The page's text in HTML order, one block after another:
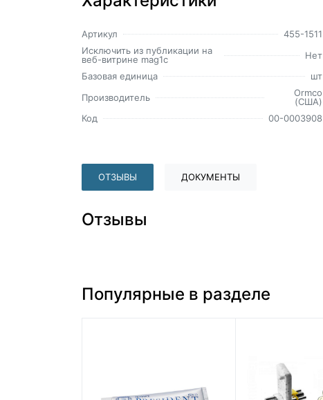
Артикул
455-1511
Исключить из публикации на
веб-витрине mag1c
Нет
Базовая единица
шт
Производитель
Ormco
(США)
Код
00-0003908
ОТЗЫВЫ ДОКУМЕНТЫ
Отзывы
Популярные в разделе